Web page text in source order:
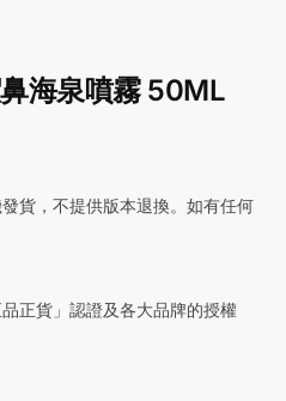
海泉噴霧 50ML
貨，不提供版本退換。如有任何
正貨」認證及各大品牌的授權